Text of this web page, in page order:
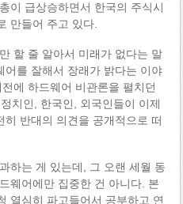
이 급상승하면서 한국의 주식시
만들어 주고 있다.
할 줄 알아서 미래가 없다는 말
어를 잘해서 장래가 밝다는 이야
에 하드웨어 비관론을 펼치던
치인, 한국인, 외국인들이 이제
반대의 의견을 공개적으로 떠
하는 게 있는데, 그 오랜 세월 동
웨어에만 집중한 건 아니다. 본
열심히 파고들어서 공부하고 연